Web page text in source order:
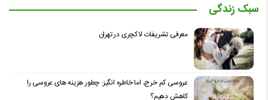
سبک زندگی
معرفی تشریفات لاکچری در تهران
عروسی کم خرج، اما خاطره انگیز: چطور هزینه های عروسی را
کاهش دهیم؟